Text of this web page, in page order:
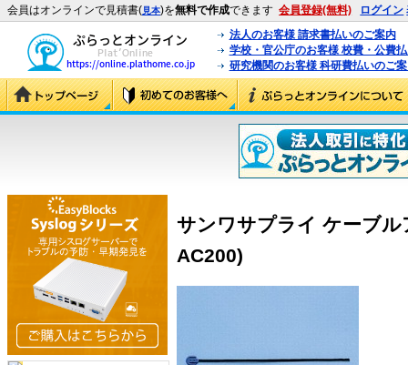
会員はオンラインで見積書(見本)を無料で作成できます 会員登録(無料) ログイン
法人のお客様 請求書払いのご案内
学校・官公庁のお客様 校費・公費
研究機関のお客様 科研費払いのご
サンワサプライ ケーブ
AC200)